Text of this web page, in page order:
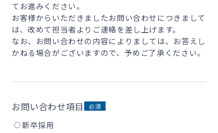
てお進みください。
お客様からいただきましたお問い合わせにつきまして
は、改めて担当者よりご連絡を差し上げます。
なお、お問い合わせの内容によりましては、お答えし
かねる場合がございますので、予めご了承ください。
お問い合わせ項目
新卒採用